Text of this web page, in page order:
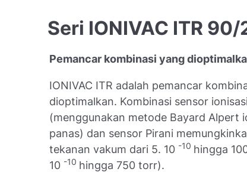
Seri IONIVAC ITR
Pemancar kombinasi yang
IONIVAC ITR adalah pemancar
dioptimalkan. Kombinasi sensor
(menggunakan metode Bayard Alpert
panas) dan sensor Pirani
tekanan vakum dari 5. 10 -10 hingga
10 -10 hingga 750 torr).